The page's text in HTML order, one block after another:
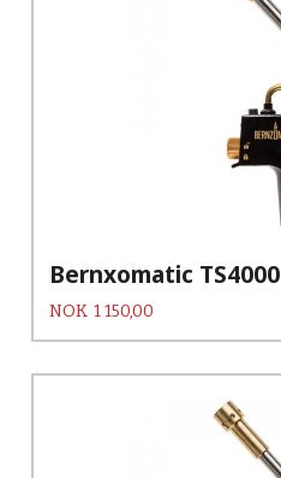
Bernxomatic TS4000
Pris
NOK 1 150,00